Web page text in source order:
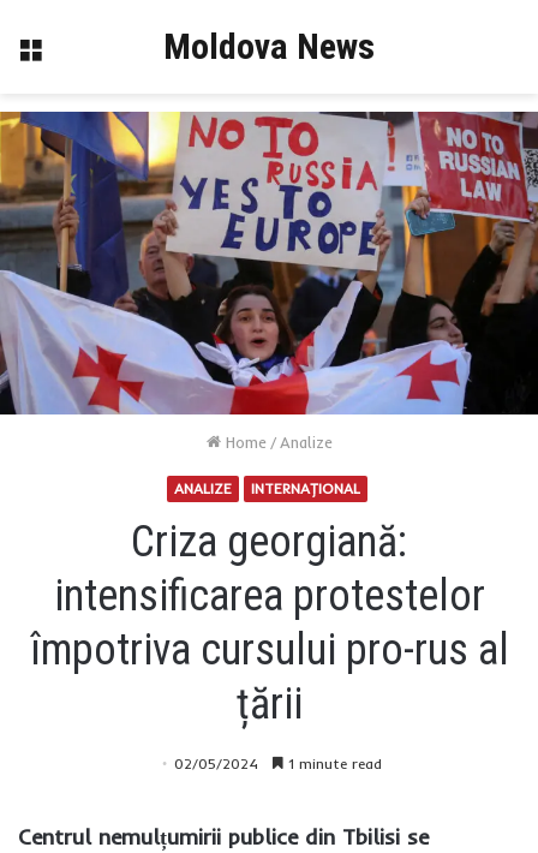
Menu Moldova News
Home / Analize
ANALIZE INTERNAŢIONAL
Criza georgiană:
intensificarea protestelor
împotriva cursului pro-rus al
țării
02/05/2024 1 minute read
Centrul nemulțumirii publice din Tbilisi se